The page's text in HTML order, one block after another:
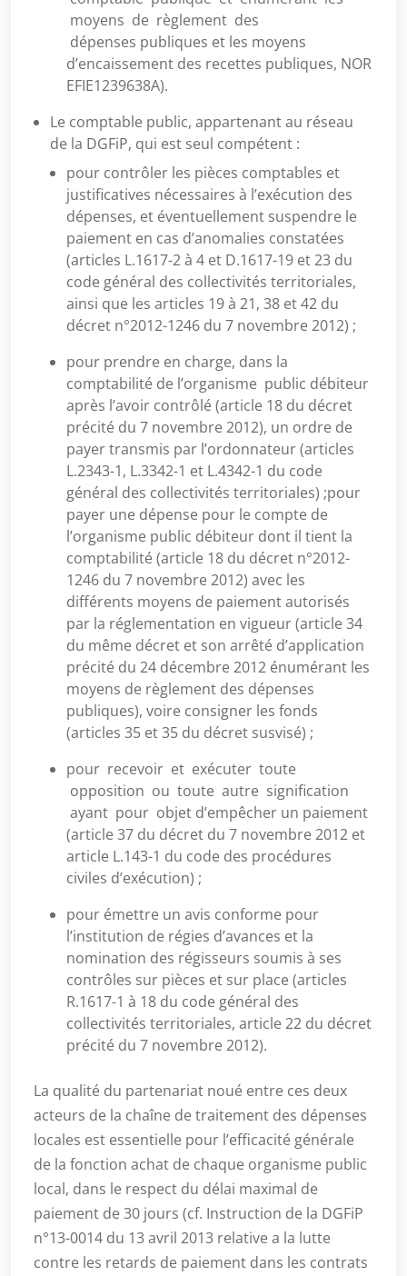
moyens de règlement des
dépenses publiques et les moyens
d’encaissement des recettes publiques, NOR
EFIE1239638A).
Le comptable public, appartenant au réseau
de la DGFiP, qui est seul compétent :
pour contrôler les pièces comptables et
justificatives nécessaires à l’exécution des
dépenses, et éventuellement suspendre le
paiement en cas d’anomalies constatées
(articles L.1617-2 à 4 et D.1617-19 et 23 du
code général des collectivités territoriales,
ainsi que les articles 19 à 21, 38 et 42 du
décret n°2012-1246 du 7 novembre 2012) ;
pour prendre en charge, dans la
comptabilité de l’organisme public débiteur
après l’avoir contrôlé (article 18 du décret
précité du 7 novembre 2012), un ordre de
payer transmis par l’ordonnateur (articles
L.2343-1, L.3342-1 et L.4342-1 du code
général des collectivités territoriales) ;pour
payer une dépense pour le compte de
l’organisme public débiteur dont il tient la
comptabilité (article 18 du décret n°2012-
1246 du 7 novembre 2012) avec les
différents moyens de paiement autorisés
par la réglementation en vigueur (article 34
du même décret et son arrêté d’application
précité du 24 décembre 2012 énumérant les
moyens de règlement des dépenses
publiques), voire consigner les fonds
(articles 35 et 35 du décret susvisé) ;
pour recevoir et exécuter toute
opposition ou toute autre signification
ayant pour objet d’empêcher un paiement
(article 37 du décret du 7 novembre 2012 et
article L.143-1 du code des procédures
civiles d’exécution) ;
pour émettre un avis conforme pour
l’institution de régies d’avances et la
nomination des régisseurs soumis à ses
contrôles sur pièces et sur place (articles
R.1617-1 à 18 du code général des
collectivités territoriales, article 22 du décret
précité du 7 novembre 2012).
La qualité du partenariat noué entre ces deux
acteurs de la chaîne de traitement des dépenses
locales est essentielle pour l’efficacité générale
de la fonction achat de chaque organisme public
local, dans le respect du délai maximal de
paiement de 30 jours (cf. Instruction de la DGFiP
n°13-0014 du 13 avril 2013 relative a la lutte
contre les retards de paiement dans les contrats